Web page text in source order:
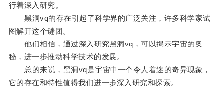
行着深入研究。
黑洞vq的存在引起了科学界的广泛关注，许多科学家试
图解开这个谜团。
他们相信，通过深入研究黑洞vq，可以揭示宇宙的奥
秘，进一步推动科学技术的发展。
总的来说，黑洞vq是宇宙中一个令人着迷的奇异现象，
它的存在和特性值得我们进一步深入研究和探索。